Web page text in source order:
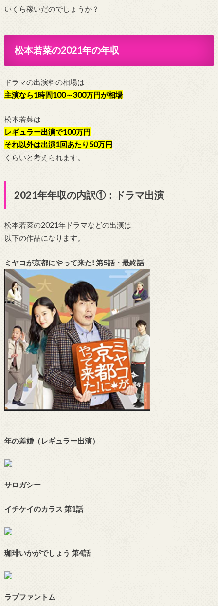
いくら稼いだのでしょうか？
松本若菜の2021年の年収
ドラマの出演料の相場は
主演なら1時間100～300万円が相場
松本若菜は
レギュラー出演で100万円
それ以外は出演1回あたり50万円
くらいと考えられます。
2021年年収の内訳①：ドラマ出演
松本若菜の2021年ドラマなどの出演は
以下の作品になります。
ミヤコが京都にやって来た! 第5話・最終話
年の差婚（レギュラー出演）
サロガシー
イチケイのカラス 第1話
珈琲いかがでしょう 第4話
ラブファントム